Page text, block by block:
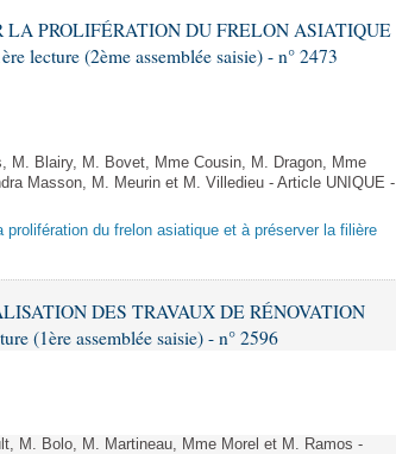
LA PROLIFÉRATION DU FRELON ASIATIQUE
lecture (2ème assemblée saisie) - n° 2473
M. Blairy, M. Bovet, Mme Cousin, M. Dragon, Mme
Masson, M. Meurin et M. Villedieu - Article UNIQUE -
du frelon asiatique et à préserver la filière
DES TRAVAUX DE RÉNOVATION
(1ère assemblée saisie) - n° 2596
M. Bolo, M. Martineau, Mme Morel et M. Ramos -